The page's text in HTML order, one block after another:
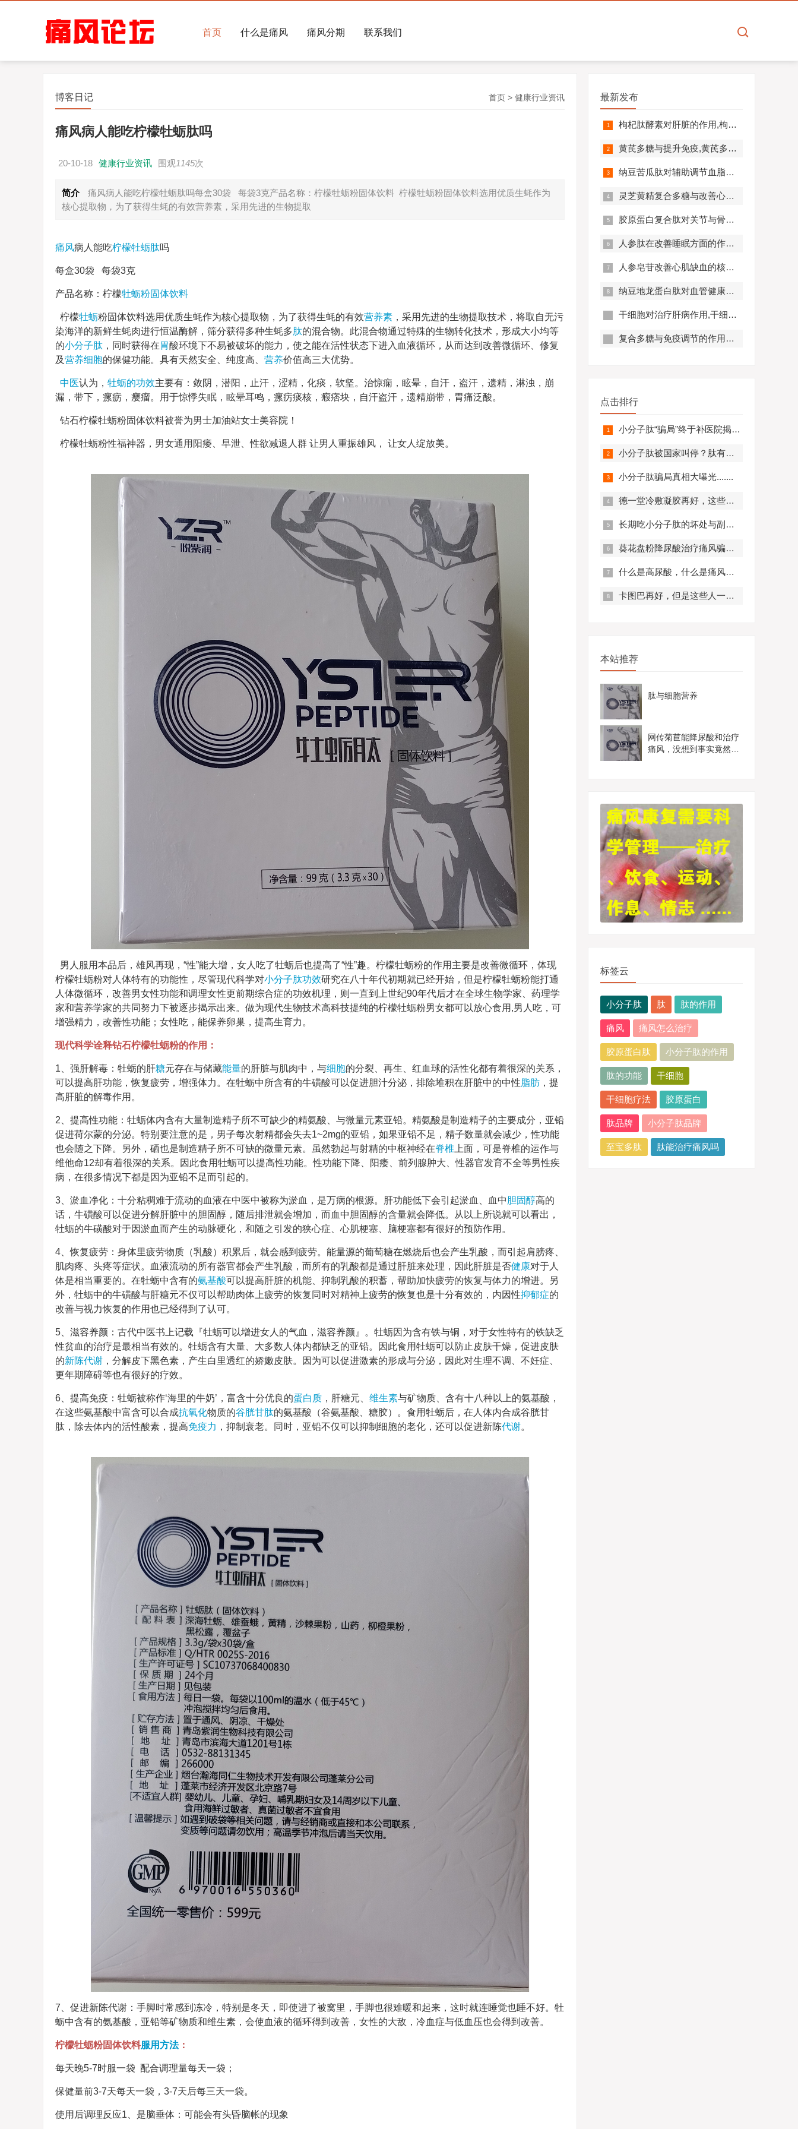
首页 什么是痛风 痛风分期 联系我们
首页 > 健康行业资讯
博客日记
痛风病人能吃柠檬牡蛎肽吗
20-10-18 健康行业资讯 围观 1145次
简介
痛风病人能吃柠檬牡蛎肽吗每盒30袋 每袋3克产品名称：柠檬牡蛎粉固体饮料 柠檬牡蛎粉固体饮料选用优质生蚝作为
核心提取物，为了获得生蚝的有效营养素，采用先进的生物提取
痛风病人能吃柠檬牡蛎肽吗
每盒30袋 每袋3克
产品名称：柠檬牡蛎粉固体饮料
柠檬牡蛎粉固体饮料选用优质生蚝作为核心提取物，为了获得生蚝的有效营养素 ，采用先进的生物提取技术，将取自无污
染海洋的新鲜生蚝肉进行恒温酶解，筛分获得多种生蚝多肽的混合物。此混合物通过特殊的生物转化技术，形成大小均等
的小分子肽 ，同时获得在胃酸环境下不易被破坏的能力，使之能在活性状态下进入血液循环，从而达到改善微循环、修复
及营养细胞的保健功能。具有天然安全、纯度高、 营养价值高三大优势。
中医认为， 牡蛎的功效主要有：敛阴，潜阳，止汗，涩精，化痰，软坚。治惊痫，眩晕，自汗，盗汗，遗精，淋浊，崩
漏，带下，瘰疬，瘿瘤。用于惊悸失眠，眩晕耳鸣，瘰疠痰核，瘕痞块，自汗盗汗，遗精崩带，胃痛泛酸。
钻石柠檬牡蛎粉固体饮料被誉为男士加油站女士美容院！
柠檬牡蛎粉性福神器，男女通用阳痿、早泄、性欲减退人群 让男人重振雄风， 让女人绽放美。
男人服用本品后，雄风再现，“性”能大增，女人吃了牡蛎后也提高了“性”趣。柠檬牡蛎粉的作用主要是改善微循环，体现
柠檬牡蛎粉对人体特有的功能性，尽管现代科学对小分子肽功效研究在八十年代初期就已经开始，但是柠檬牡蛎粉能打通
人体微循环，改善男女性功能和调理女性更前期综合症的功效机理，则一直到上世纪90年代后才在全球生物学家、药理学
家和营养学家的共同努力下被逐步揭示出来。做为现代生物技术高科技提纯的柠檬牡蛎粉男女都可以放心食用,男人吃，可
增强精力，改善性功能；女性吃，能保养卵巢，提高生育力。
现代科学诠释钻石柠檬牡蛎粉的作用：
1、强肝解毒：牡蛎的肝糖元存在与储藏能量的肝脏与肌肉中，与细胞的分裂、再生、红血球的活性化都有着很深的关系，
可以提高肝功能，恢复疲劳，增强体力。在牡蛎中所含有的牛磺酸可以促进胆汁分泌，排除堆积在肝脏中的中性 脂肪 ，提
高肝脏的解毒作用。
2、提高性功能：牡蛎体内含有大量制造精子所不可缺少的精氨酸、与微量元素亚铅。精氨酸是制造精子的主要成分，亚铅
促进荷尔蒙的分泌。特别要注意的是，男子每次射精都会失去1~2mg的亚铅，如果亚铅不足，精子数量就会减少，性功能
也会随之下降。另外，硒也是制造精子所不可缺的微量元素。虽然勃起与射精的中枢神经在脊椎 上面，可是脊椎的运作与
维他命12却有着很深的关系。因此食用牡蛎可以提高性功能。性功能下降、阳痿、前列腺肿大、性器官发育不全等男性疾
病，在很多情况下都是因为亚铅不足而引起的。
3、淤血净化：十分粘稠难于流动的血液在中医中被称为淤血，是万病的根源。肝功能低下会引起淤血、血中胆固醇高的
话，牛磺酸可以促进分解肝脏中的胆固醇，随后排泄就会增加，而血中胆固醇的含量就会降低。从以上所说就可以看出，
牡蛎的牛磺酸对于因淤血而产生的动脉硬化，和随之引发的狭心症、心肌梗塞、脑梗塞都有很好的预防作用。
4、恢复疲劳：身体里疲劳物质（乳酸）积累后，就会感到疲劳。能量源的葡萄糖在燃烧后也会产生乳酸，而引起肩膀疼、
肌肉疼、头疼等症状。血液流动的所有器官都会产生乳酸，而所有的乳酸都是通过肝脏来处理，因此肝脏是否健康对于人
体是相当重要的。在牡蛎中含有的氨基酸可以提高肝脏的机能、抑制乳酸的积蓄，帮助加快疲劳的恢复与体力的增进。另
外，牡蛎中的牛磺酸与肝糖元不仅可以帮助肉体上疲劳的恢复同时对精神上疲劳的恢复也是十分有效的，内因性抑郁症的
改善与视力恢复的作用也已经得到了认可。
5、滋容养颜：古代中医书上记载『牡蛎可以增进女人的气血，滋容养颜』。牡蛎因为含有铁与铜，对于女性特有的铁缺乏
性贫血的治疗是最相当有效的。牡蛎含有大量、大多数人体内都缺乏的亚铅。因此食用牡蛎可以防止皮肤干燥，促进皮肤
的新陈代谢 ，分解皮下黑色素，产生白里透红的娇嫩皮肤。因为可以促进激素的形成与分泌，因此对生理不调、不妊症、
更年期障碍等也有很好的疗效。
6、提高免疫：牡蛎被称作‘海里的牛奶’，富含十分优良的蛋白质 ，肝糖元、 维生素与矿物质、含有十八种以上的氨基酸，
在这些氨基酸中富含可以合成抗氧化物质的谷胱甘肽的氨基酸（谷氨基酸、糖胶）。食用牡蛎后，在人体内合成谷胱甘
肽，除去体内的活性酸素，提高免疫力 ，抑制衰老。同时，亚铅不仅可以抑制细胞的老化，还可以促进新陈代谢。
7、促进新陈代谢：手脚时常感到冻冷，特别是冬天，即使进了被窝里，手脚也很难暖和起来，这时就连睡觉也睡不好。牡
蛎中含有的氨基酸，亚铅等矿物质和维生素，会使血液的循环得到改善，女性的大敌，冷血症与低血压也会得到改善。
柠檬牡蛎粉固体饮料服用方法：
每天晚5-7时服一袋 配合调理量每天一袋；
保健量前3-7天每天一袋，3-7天后每三天一袋。
使用后调理反应1、是脑垂体：可能会有头昏脑帐的现象
最新发布
枸杞肽酵素对肝脏的作用,枸杞肽酵素护肝解毒效果好吗？
黄芪多糖与提升免疫,黄芪多糖对免疫相关疾病营养干预价值分析！
纳豆苦瓜肽对辅助调节血脂血压的作用机制,应用效果如何？
灵芝黄精复合多糖与改善心肺功能的机制及临床应用分析
胶原蛋白复合肽对关节与骨骼的作用,胶原蛋白复合肽效果怎么样?
人参肽在改善睡眠方面的作用机制及应用分析
人参皂苷改善心肌缺血的核心机制,应用效果怎么样？
纳豆地龙蛋白肽对血管健康的好处,纳豆地龙蛋白肽对预防心脑血管疾病有帮助吗？
干细胞对治疗肝病作用,干细胞对肝硬化有作用吗?
复合多糖与免疫调节的作用原理及优势分析
点击排行
小分子肽“骗局”终于补医院揭开，结果太可怕.........
小分子肽被国家叫停？肽有副作用？必看！
小分子肽骗局真相大曝光.......
德一堂冷敷凝胶再好，这些人一定不要用！还有些人必须..........
长期吃小分子肽的坏处与副作用，肽与蛋白质的区别
葵花盘粉降尿酸治疗痛风骗局？真实曝光，赶紧来看！
什么是高尿酸，什么是痛风？痛风有什么症状？
卡图巴再好，但是这些人一定不要服用！
本站推荐
肽与细胞营养
网传菊苣能降尿酸和治疗
痛风，没想到事实竟然是
标签云
小分子肽 肽 肽的作用
痛风 痛风怎么治疗
胶原蛋白肽 小分子肽的作用
肽的功能 干细胞
干细胞疗法 胶原蛋白
肽品牌 小分子肽品牌
至宝多肽 肽能治疗痛风吗